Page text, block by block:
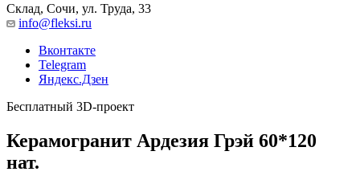
Склад, Сочи, ул. Труда, 33
info@fleksi.ru
Вконтакте
Telegram
Яндекс.Дзен
Бесплатный 3D-проект
Керамогранит Ардезия Грэй 60*120
нат.